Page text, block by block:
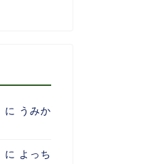
に うみか
に よっち